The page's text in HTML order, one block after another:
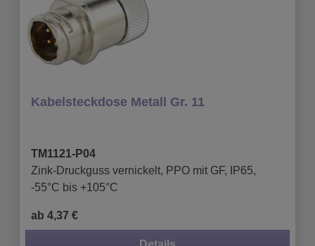
Kabelsteckdose Metall Gr. 11
TM1121-P04
Zink-Druckguss vernickelt, PPO mit GF, IP65,
-55°C bis +105°C
ab 4,37 €